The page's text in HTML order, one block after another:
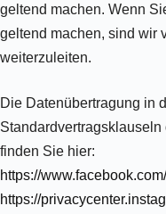
geltend machen. Wenn
geltend machen, sind wir
weiterzuleiten.
Die Datenübertragung in
finden Sie hier:
https://
https://